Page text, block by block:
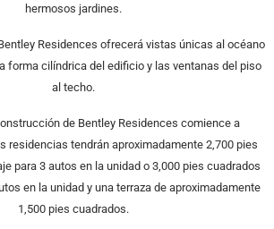
hermosos jardines.
Residences ofrecerá vistas únicas al océano
forma cilíndrica del edificio y las ventanas del piso
al techo.
de Bentley Residences comience a
residencias tendrán aproximadamente 2,700 pies
para 3 autos en la unidad o 3,000 pies cuadrados
en la unidad y una terraza de aproximadamente
1,500 pies cuadrados.